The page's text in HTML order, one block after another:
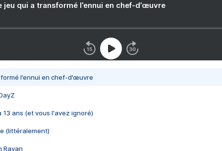
jeu qui a transformé l’ennui en chef-d’œuvre
l’ennui en chef-d’œuvre
13 ans (et vous l'avez ignoré)
(littéralement)
Rayan